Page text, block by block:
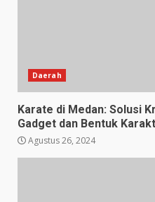
Daerah
Karate di Medan: Solusi
Gadget dan Bentuk
Agustus 26, 2024